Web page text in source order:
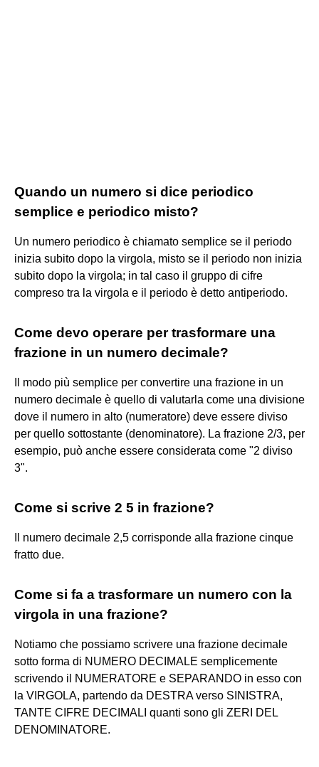
Quando un numero si dice periodico
semplice e periodico misto?
Un numero periodico è chiamato semplice se il periodo
inizia subito dopo la virgola, misto se il periodo non inizia
subito dopo la virgola; in tal caso il gruppo di cifre
compreso tra la virgola e il periodo è detto antiperiodo.
Come devo operare per trasformare una
frazione in un numero decimale?
Il modo più semplice per convertire una frazione in un
numero decimale è quello di valutarla come una divisione
dove il numero in alto (numeratore) deve essere diviso
per quello sottostante (denominatore). La frazione 2/3, per
esempio, può anche essere considerata come "2 diviso
3".
Come si scrive 2 5 in frazione?
Il numero decimale 2,5 corrisponde alla frazione cinque
fratto due.
Come si fa a trasformare un numero con la
virgola in una frazione?
Notiamo che possiamo scrivere una frazione decimale
sotto forma di NUMERO DECIMALE semplicemente
scrivendo il NUMERATORE e SEPARANDO in esso con
la VIRGOLA, partendo da DESTRA verso SINISTRA,
TANTE CIFRE DECIMALI quanti sono gli ZERI DEL
DENOMINATORE.